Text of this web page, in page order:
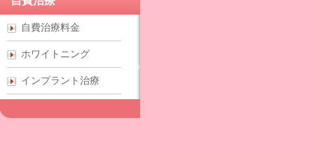
自費治療料金
ホワイトニング
インプラント治療